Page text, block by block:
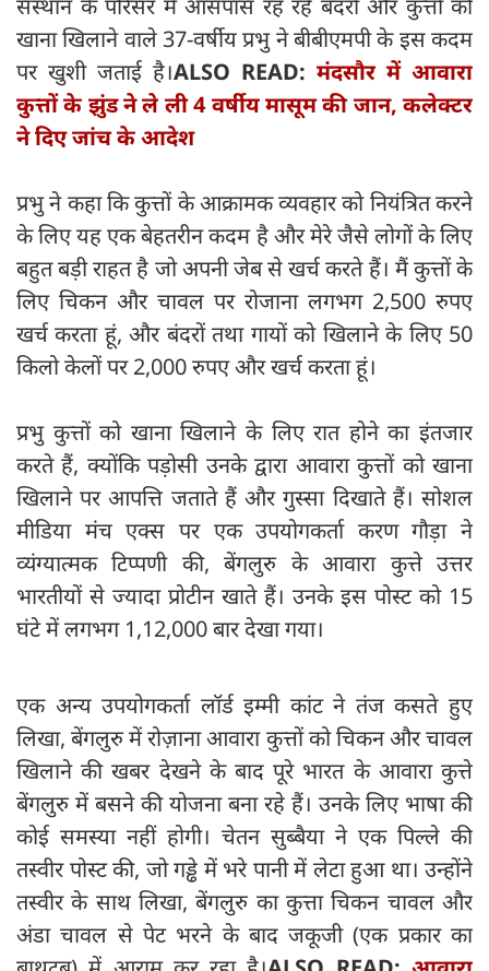
संस्थान के परिसर में आसपास रह रहे बंदरों और कुत्तों को
खाना खिलाने वाले 37-वर्षीय प्रभु ने बीबीएमपी के इस कदम
पर खुशी जताई है।ALSO READ: मंदसौर में आवारा
कुत्तों के झुंड ने ले ली 4 वर्षीय मासूम की जान, कलेक्टर
ने दिए जांच के आदेश
प्रभु ने कहा कि कुत्तों के आक्रामक व्यवहार को नियंत्रित करने
के लिए यह एक बेहतरीन कदम है और मेरे जैसे लोगों के लिए
बहुत बड़ी राहत है जो अपनी जेब से खर्च करते हैं। मैं कुत्तों के
लिए चिकन और चावल पर रोजाना लगभग 2,500 रुपए
खर्च करता हूं, और बंदरों तथा गायों को खिलाने के लिए 50
किलो केलों पर 2,000 रुपए और खर्च करता हूं।
प्रभु कुत्तों को खाना खिलाने के लिए रात होने का इंतजार
करते हैं, क्योंकि पड़ोसी उनके द्वारा आवारा कुत्तों को खाना
खिलाने पर आपत्ति जताते हैं और गुस्सा दिखाते हैं। सोशल
मीडिया मंच एक्स पर एक उपयोगकर्ता करण गौड़ा ने
व्यंग्यात्मक टिप्पणी की, बेंगलुरु के आवारा कुत्ते उत्तर
भारतीयों से ज्यादा प्रोटीन खाते हैं। उनके इस पोस्ट को 15
घंटे में लगभग 1,12,000 बार देखा गया।
एक अन्य उपयोगकर्ता लॉर्ड इम्मी कांट ने तंज कसते हुए
लिखा, बेंगलुरु में रोज़ाना आवारा कुत्तों को चिकन और चावल
खिलाने की खबर देखने के बाद पूरे भारत के आवारा कुत्ते
बेंगलुरु में बसने की योजना बना रहे हैं। उनके लिए भाषा की
कोई समस्या नहीं होगी। चेतन सुब्बैया ने एक पिल्ले की
तस्वीर पोस्ट की, जो गड्ढे में भरे पानी में लेटा हुआ था। उन्होंने
तस्वीर के साथ लिखा, बेंगलुरु का कुत्ता चिकन चावल और
अंडा चावल से पेट भरने के बाद जकूजी (एक प्रकार का